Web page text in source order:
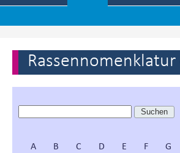
Rassennomenklatur
A B C D E F G